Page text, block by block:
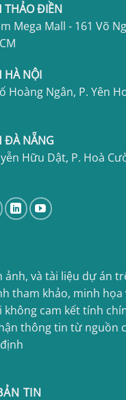
THẢO ĐIỀN
Mega Mall - 161 Võ
HÀ NỘI
Hoàng Ngân, P. Yên
ĐÀ NẴNG
Hữu Dật, P. Hoà
và tài liệu dự án
tham khảo, minh họa
không cam kết tính
thông tin từ nguồn
TIN